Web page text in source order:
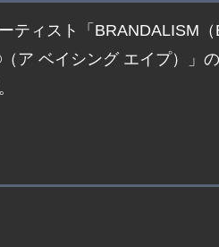
ティスト「BRANDALISM
ア ベイシング エイプ）」